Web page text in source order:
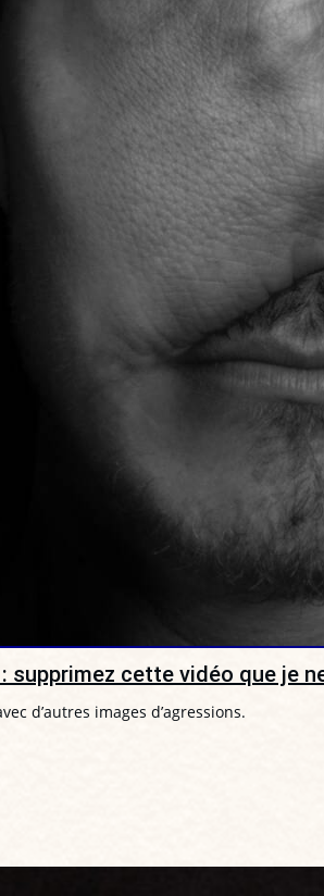
supprimez cette vidéo que je
d’autres images d’agressions.